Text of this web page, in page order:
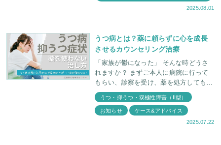
2025.08.01
うつ病とは？薬に頼らずに心を成長
させるカウンセリング治療
「家族が鬱になった」 そんな時どうさ
れますか？ まずご本人に病院に行って
もらい、診察を受け、薬を処方してもら
う。 これが一般的な考えではないでし
ょうか。 「家族として出来ることはな
うつ・抑うつ・双極性障害（II型）
お知らせ
ケース&アドバイス
2025.07.22